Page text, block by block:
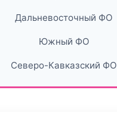
Дальневосточный ФО
Южный ФО
Северо-Кавказский ФО